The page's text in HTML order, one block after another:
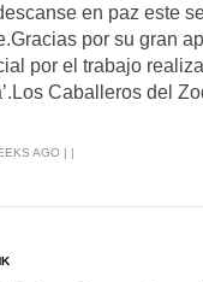
en paz este
por su gran
por el trabajo
Caballeros del
AGO | |